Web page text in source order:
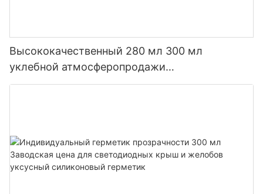
Высококачественный 280 мл 300 мл
уклебной атмосферопродажи
многофункциональный клей -силиконовый